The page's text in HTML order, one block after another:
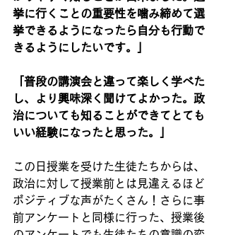
挙に行くことの重要性を噛み締めて選
挙できるようになったら自分も行動で
きるようにしたいです。」
「普段の講演会と違って楽しく学べた
し、より興味深く聞けてよかった。政
治についても知ることができてとても
いい経験になったと思った。」
この日授業を受けた生徒たちからは、
政治に対して授業前とは見違えるほど
ポジティブな声がたくさん！さらに事
前アンケートと同様に行った、授業後